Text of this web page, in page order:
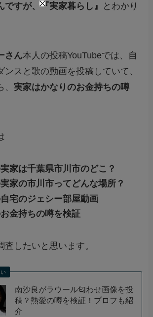
ですが、『実家暮らし』
とわかり
さん本人の投稿YouTubeでは、自
ンスと歌の動画を投稿していて、
、実家はかなりのお金持ちの噂
家は千葉県市川市のどこ？
家の市川市ってどんな場所？
宅のジェシー部屋動画
金持ちの噂を検証
査したいと思います。
南沙良がラウール匂わせ画像を投
稿？熱愛の噂を検証！プロフも紹
介